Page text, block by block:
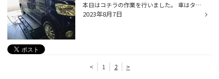
本日はコチラの作業を行いました。 車はタントで装着タイヤはコチラです。 今年発売、ブリヂストンの新スタンダードタイヤニューノです♪ 先代モデルと比較してライフ性能が向上しておりお値打ち品希望である程度性能の良いものを検討中の方にオススメな商品です。 今月12日まで当店セール期間なため...
2023年8月7日
< 1 2 >